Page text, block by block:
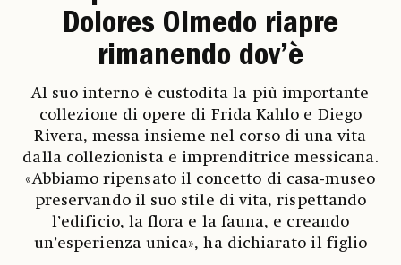
Dolores Olmedo riapre
rimanendo dov’è
Al suo interno è custodita la più importante
collezione di opere di Frida Kahlo e Diego
Rivera, messa insieme nel corso di una vita
dalla collezionista e imprenditrice messicana.
«Abbiamo ripensato il concetto di casa-museo
preservando il suo stile di vita, rispettando
l’edificio, la flora e la fauna, e creando
un’esperienza unica», ha dichiarato il figlio